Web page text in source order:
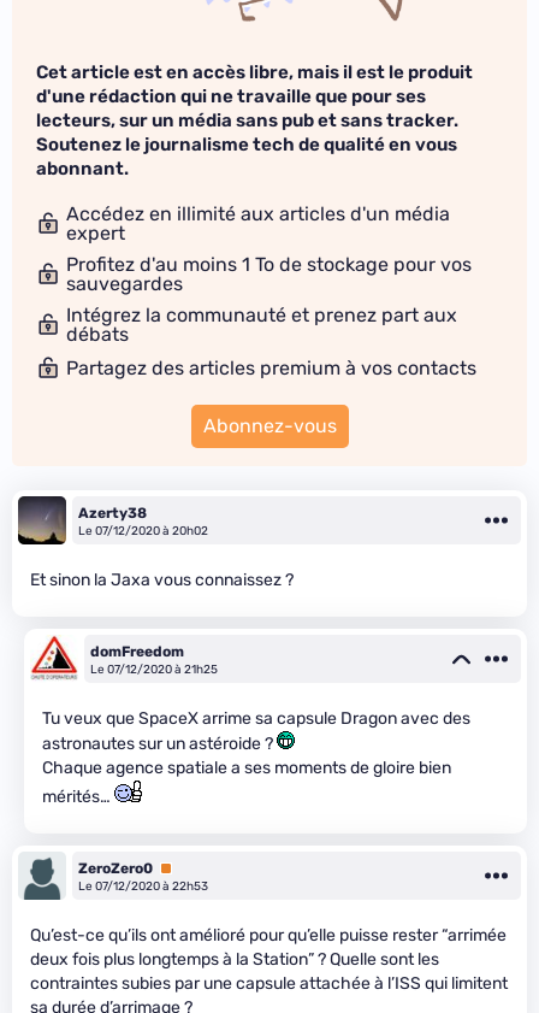
Cet article est en accès libre, mais il est le produit
d'une rédaction qui ne travaille que pour ses
lecteurs, sur un média sans pub et sans tracker.
Soutenez le journalisme tech de qualité en vous
abonnant.
Accédez en illimité aux articles d'un média
expert
Profitez d'au moins 1 To de stockage pour vos
sauvegardes
Intégrez la communauté et prenez part aux
débats
Partagez des articles premium à vos contacts
Abonnez-vous
Azerty38
Le 07/12/2020 à 20h02
Et sinon la Jaxa vous connaissez ?
domFreedom
Le 07/12/2020 à 21h25
Tu veux que SpaceX arrime sa capsule Dragon avec des
astronautes sur un astéroide ?
Chaque agence spatiale a ses moments de gloire bien
mérités…
ZeroZero0 Premium
Le 07/12/2020 à 22h53
Qu’est-ce qu’ils ont amélioré pour qu’elle puisse rester “arrimée
deux fois plus longtemps à la Station” ? Quelle sont les
contraintes subies par une capsule attachée à l’ISS qui limitent
sa durée d’arrimage ?